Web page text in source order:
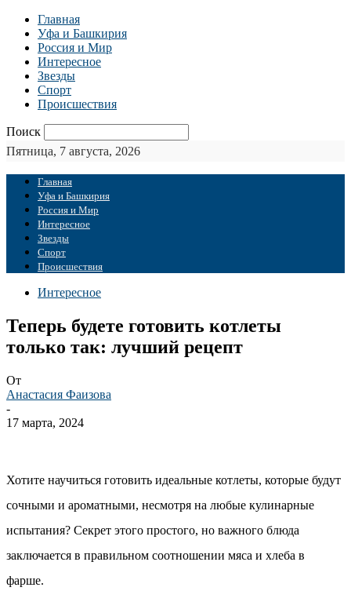
Главная
Уфа и Башкирия
Россия и Мир
Интересное
Звезды
Спорт
Происшествия
Поиск
Пятница, 7 августа, 2026
Главная
Уфа и Башкирия
Россия и Мир
Интересное
Звезды
Спорт
Происшествия
Интересное
Теперь будете готовить котлеты
только так: лучший рецепт
От
Анастасия Фаизова
-
17 марта, 2024
Хотите научиться готовить идеальные котлеты, которые будут
сочными и ароматными, несмотря на любые кулинарные
испытания? Секрет этого простого, но важного блюда
заключается в правильном соотношении мяса и хлеба в
фарше.